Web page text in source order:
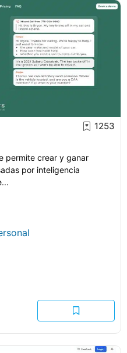
1253
permite crear y ganar
por inteligencia